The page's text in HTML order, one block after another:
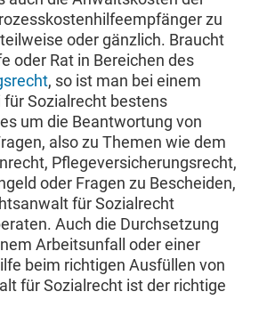
zu
oder gänzlich. Braucht
oder Rat in Bereichen des
, so ist man bei einem
Sozialrecht bestens
um die Beantwortung von
also zu Themen wie dem
Pflegeversicherungsrecht,
oder Fragen zu Bescheiden,
für Sozialrecht
Auch die Durchsetzung
Arbeitsunfall oder einer
beim richtigen Ausfüllen von
für Sozialrecht ist der richtige